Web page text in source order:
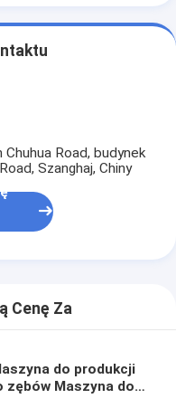
Road, budynek
Szanghaj, Chiny
Cenę Za
do produkcji
zębów Maszyna do